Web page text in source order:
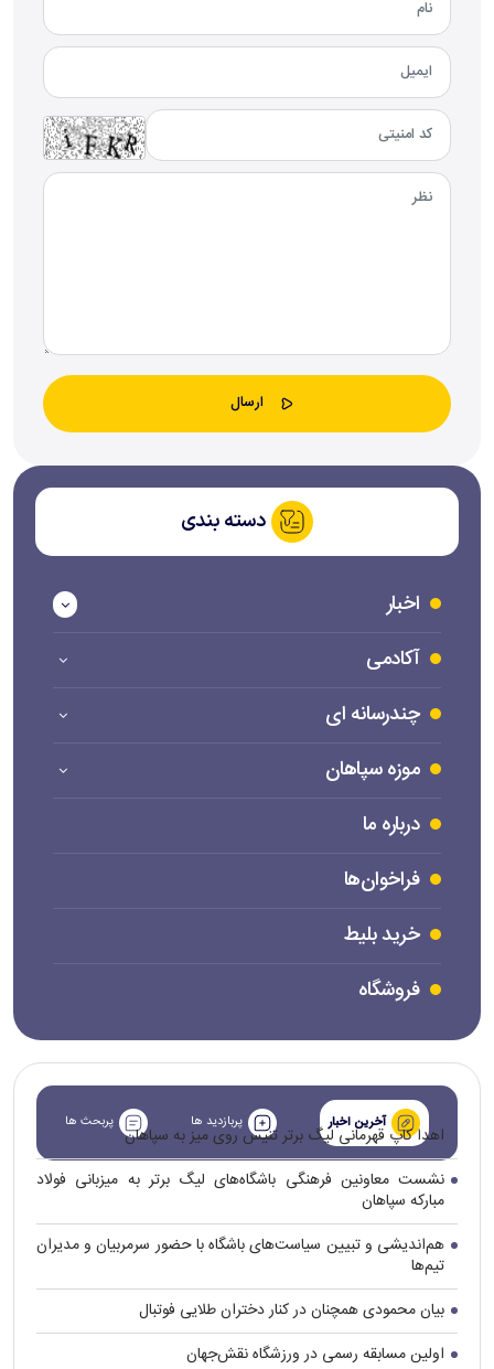
دسته بندی
اخبار
آکادمی
چندرسانه ای
موزه سپاهان
درباره ما
فراخوان‌ها
خرید بلیط
فروشگاه
آخرین اخبار پربازدید ها پربحث ها
اهدا کاپ قهرمانی لیگ برتر تنیس روی میز به سپاهان
نشست معاونین فرهنگی باشگاه‌های لیگ برتر به میزبانی فولاد
مبارکه سپاهان
هم‌اندیشی و تبیین سیاست‌های باشگاه با حضور سرمربیان و مدیران
تیم‌ها
بیان محمودی همچنان در کنار دختران طلایی فوتبال
اولین مسابقه رسمی در ورزشگاه نقش‌جهان